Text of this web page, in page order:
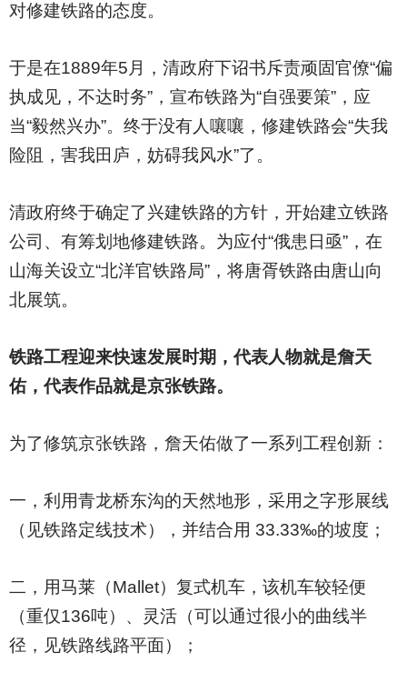
对修建铁路的态度。
于是在1889年5月，清政府下诏书斥责顽固官僚“偏
执成见，不达时务”，宣布铁路为“自强要策”，应
当“毅然兴办”。终于没有人嚷嚷，修建铁路会“失我
险阻，害我田庐，妨碍我风水”了。
清政府终于确定了兴建铁路的方针，开始建立铁路
公司、有筹划地修建铁路。为应付“俄患日亟”，在
山海关设立“北洋官铁路局”，将唐胥铁路由唐山向
北展筑。
铁路工程迎来快速发展时期，代表人物就是詹天
佑，代表作品就是京张铁路。
为了修筑京张铁路，詹天佑做了一系列工程创新：
一，利用青龙桥东沟的天然地形，采用之字形展线
（见铁路定线技术），并结合用 33.33‰的坡度；
二，用马莱（Mallet）复式机车，该机车较轻便
（重仅136吨）、灵活（可以通过很小的曲线半
径，见铁路线路平面）；